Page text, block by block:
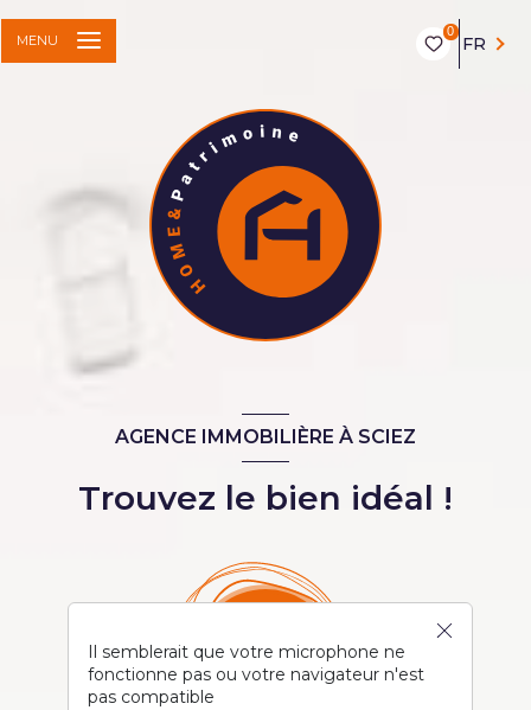
0
FR
MENU
AGENCE IMMOBILIÈRE À SCIEZ
Trouvez le bien idéal !
Il semblerait que votre microphone ne
fonctionne pas ou votre navigateur n'est
pas compatible